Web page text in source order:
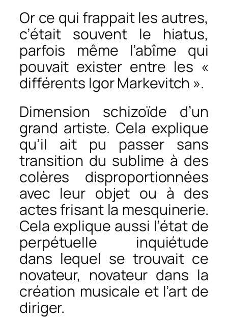
Or ce qui frappait les autres,
c’était souvent le hiatus,
parfois même l’abîme qui
pouvait exister entre les «
différents Igor Markevitch ».
Dimension schizoïde d’un
grand artiste. Cela explique
qu’il ait pu passer sans
transition du sublime à des
colères disproportionnées
avec leur objet ou à des
actes frisant la mesquinerie.
Cela explique aussi l’état de
perpétuelle inquiétude
dans lequel se trouvait ce
novateur, novateur dans la
création musicale et l’art de
diriger.